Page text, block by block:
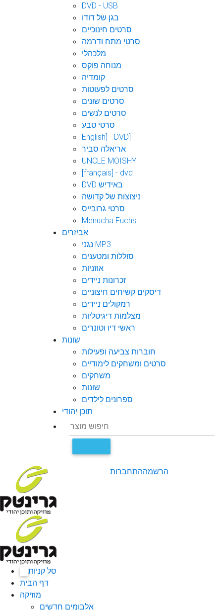
DVD - USB
בגן של דודו
סרטים חינוכיים
סרטי מתח ודרמה
מלכהלי
מנוחה פוקס
קומדיה
סרטים לפעוטות
סרטים שונים
סרטים לנשים
סרטי טבע
English] - DVD]
אריאלה סביר
UNCLE MOISHY
[français] - dvd
DVD באידיש
ניצוצות של קדושה
סרטי גרובייס
Menucha Fuchs
אביזרים
נגני MP3
סוללות ומטענים
אוזניות
זכרונות ניידים
דיסקים קשיחים חיצוניים
רמקולים ניידים
מצלמות דיגיטליות
ראשי דיו וטונרים
שונות
חוברות צביעה ופעילות
סרטים ומשחקים לימודיים
משחקים
שונות
ספרונים לילדים
תוכן יהודי
התחברותהרשמה
סל קניות
דף הבית
מוזיקה
אלבומים חדשים